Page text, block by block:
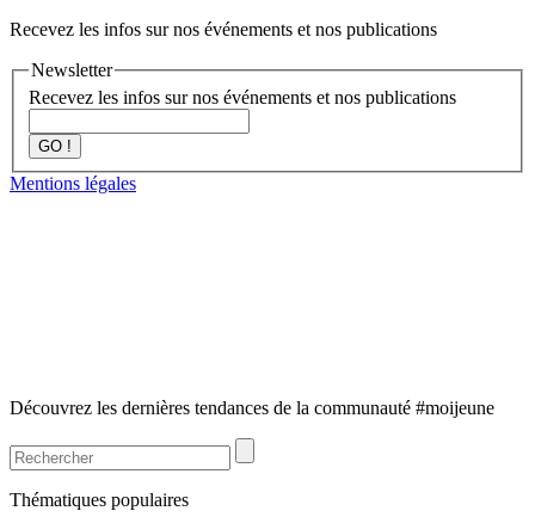
Recevez les infos sur nos événements et nos publications
Newsletter
Recevez les infos sur nos événements et nos publications
GO !
Mentions légales
Découvrez les dernières tendances de la communauté #moijeune
Thématiques populaires